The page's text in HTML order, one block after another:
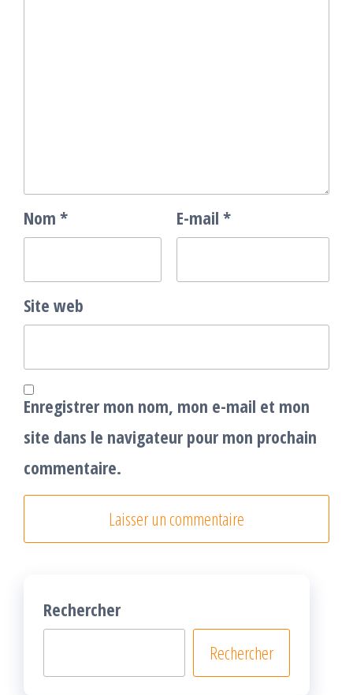
Nom * E-mail *
Site web
Enregistrer mon nom, mon e-mail et mon
site dans le navigateur pour mon prochain
commentaire.
Rechercher
Rechercher